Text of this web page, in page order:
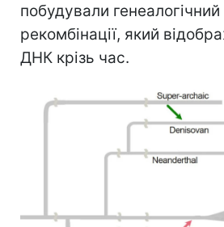
побудували
рекомбінації, який
ДНК крізь час.